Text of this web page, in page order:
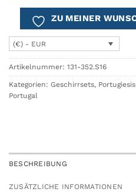
ZU MEINER
(€) - EUR
Artikelnummer: 131-352.S16
Kategorien: Geschirrsets,
Portugal
BESCHREIBUNG
ZUSÄTZLICHE INFORMATIONEN